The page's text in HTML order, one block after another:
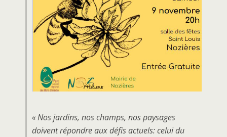
« Nos jardins, nos champs, nos paysages
doivent répondre aux défis actuels: celui du